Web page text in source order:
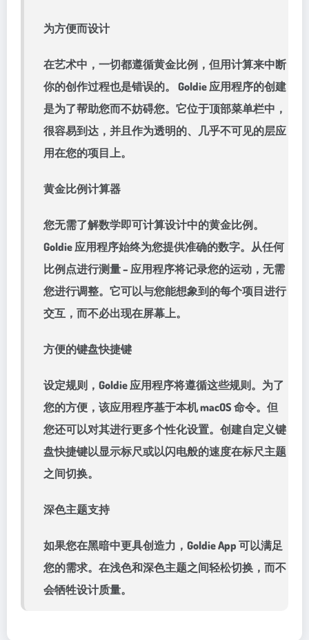
为方便而设计
在艺术中​​，一切都遵循黄金比例，但用计算来中断
你的创作过程也是错误的。 Goldie 应用程序的创建
是为了帮助您而不妨碍您。它位于顶部菜单栏中，
很容易到达，并且作为透明的、几乎不可见的层应
用在您的项目上。
黄金比例计算器
您无需了解数学即可计算设计中的黄金比例。
Goldie 应用程序始终为您提供准确的数字。从任何
比例点进行测量 – 应用程序将记录您的运动，无需
您进行调整。它可以与您能想象到的每个项目进行
交互，而不必出现在屏幕上。
方便的键盘快捷键
设定规则，Goldie 应用程序将遵循这些规则。为了
您的方便，该应用程序基于本机 macOS 命令。但
您还可以对其进行更多个性化设置。创建自定义键
盘快捷键以显示标尺或以闪电般的速度在标尺主题
之间切换。
深色主题支持
如果您在黑暗中更具创造力，Goldie App 可以满足
您的需求。在浅色和深色主题之间轻松切换，而不
会牺牲设计质量。